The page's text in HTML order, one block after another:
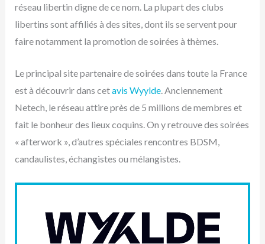
réseau libertin digne de ce nom. La plupart des clubs
libertins sont affiliés à des sites, dont ils se servent pour
faire notamment la promotion de soirées à thèmes.
Le principal site partenaire de soirées dans toute la France
est à découvrir dans cetavis Wyylde. Anciennement
Netech, le réseau attire près de 5 millions de membres et
fait le bonheur des lieux coquins. On y retrouve des soirées
« afterwork », d’autres spéciales rencontres BDSM,
candaulistes, échangistes ou mélangistes.